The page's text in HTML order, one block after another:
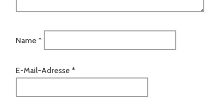
Name *
E-Mail-Adresse *